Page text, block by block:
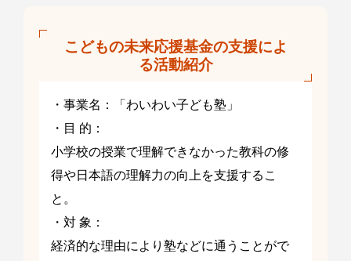
こどもの未来応援基金の支援によ
る活動紹介
・事業名：「わいわい子ども塾」
・目 的：
小学校の授業で理解できなかった教科の修
得や日本語の理解力の向上を支援するこ
と。
・対 象：
経済的な理由により塾などに通うことがで